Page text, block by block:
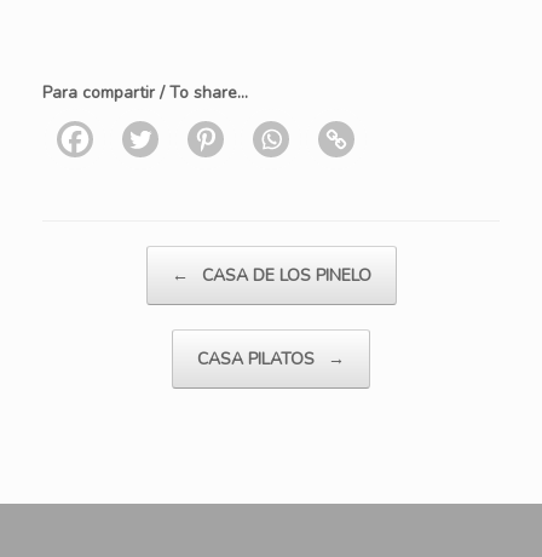
Para compartir / To share...
← CASA DE LOS PINELO
CASA PILATOS →